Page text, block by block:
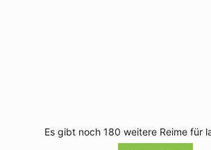
Es gibt noch 180 weitere Reime für